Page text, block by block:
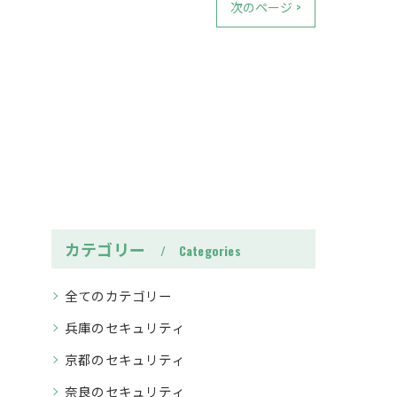
次のページ >
カテゴリー Categories
全てのカテゴリー
兵庫のセキュリティ
京都のセキュリティ
奈良のセキュリティ